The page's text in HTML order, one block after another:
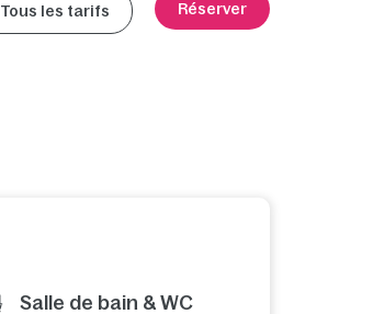
Tous les tarifs Réserver
Salle de bain & WC